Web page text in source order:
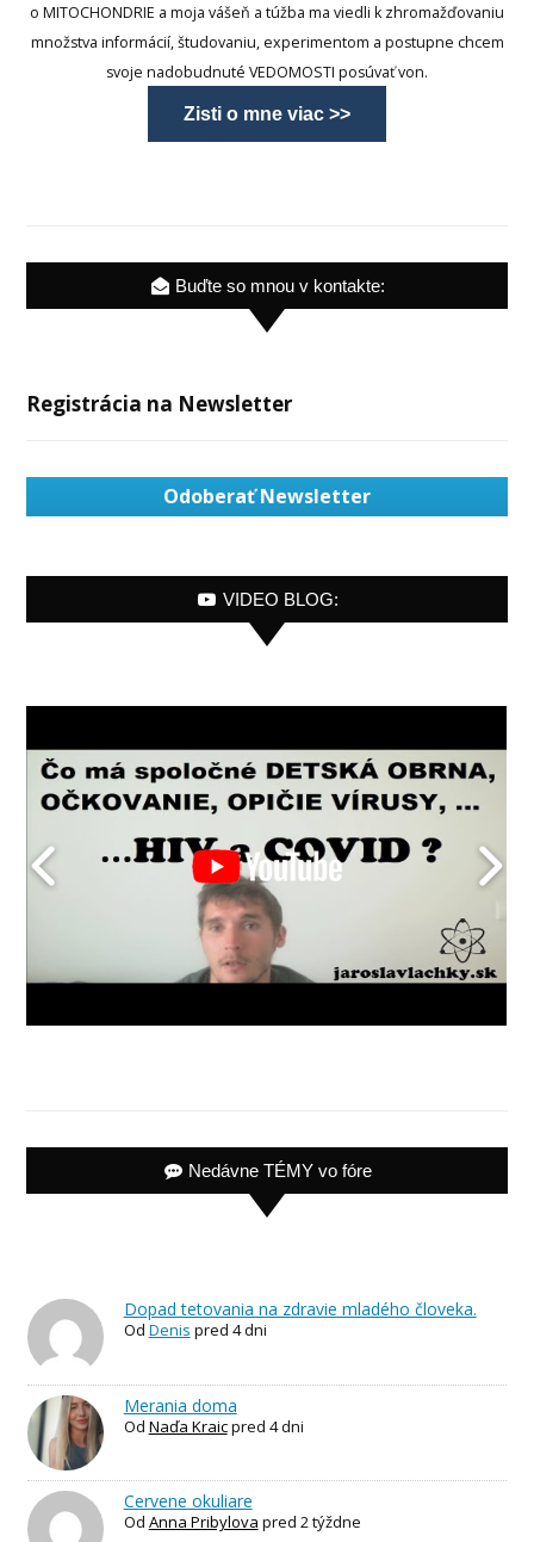
o MITOCHONDRIE a moja vášeň a túžba ma viedli k zhromažďovaniu
množstva informácií, študovaniu, experimentom a postupne chcem
svoje nadobudnuté VEDOMOSTI posúvať von.
Zisti o mne viac >>
Buďte so mnou v kontakte:
Registrácia na Newsletter
Odoberať Newsletter
VIDEO BLOG:
Nedávne TÉMY vo fóre
Dopad tetovania na zdravie mladého človeka.
Od Denis pred 4 dni
Merania doma
Od Naďa Kraicpred 4 dni
Cervene okuliare
Od Anna Pribylova pred 2 týždne